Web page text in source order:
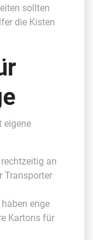
sollten
die Kisten
eigene
an
Transporter
enge
Kartons für